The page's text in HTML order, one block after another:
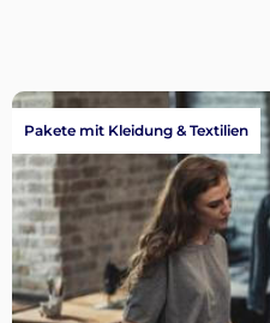
Pakete mit Kleidung & Textilien